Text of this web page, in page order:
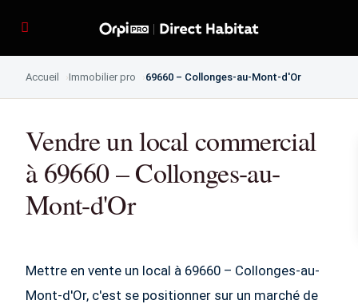
Accueil Immobilier pro 69660 – Collonges-au-Mont-d'Or
Vendre un local commercial
à 69660 – Collonges-au-
Mont-d'Or
Mettre en vente un local à 69660 – Collonges-au-
Mont-d'Or, c'est se positionner sur un marché de